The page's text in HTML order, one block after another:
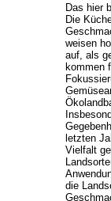
Das hier
Die
weisen
auf, als
kommen
letzten
Vielfalt
die